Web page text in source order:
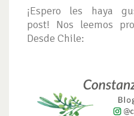
¡Espero les haya
post! Nos leemos
Desde Chile: